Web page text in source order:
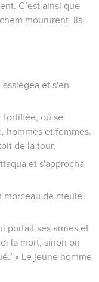
C’est ainsi que
moururent. Ils
et s'en
fortifiée, où se
hommes et femmes.
de la tour.
et s'approcha
morceau de meule
portait ses armes et
la mort, sinon on
» Le jeune homme